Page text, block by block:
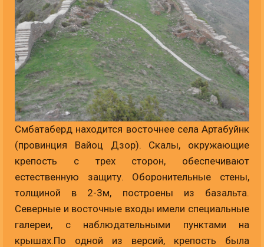
Смбатаберд находится восточнее села Артабуйнк
(провинция Вайоц Дзор). Скалы, окружающие
крепость с трех сторон, обеспечивают
естественную защиту. Оборонительные стены,
толщиной в 2-3м, построены из базальта.
Северные и восточные входы имели специальные
галереи, с наблюдательными пунктами на
крышах.По одной из версий, крепость была